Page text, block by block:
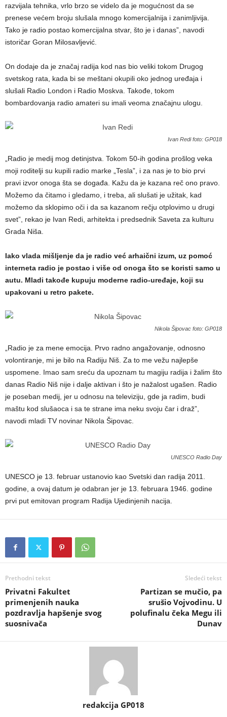
razvijala tehnika, vrlo brzo se videlo da je mogućnost da se
prenese većem broju slušala mnogo komercijalnija i zanimljivija.
Tako je radio postao komercijalna stvar, što je i danas”, navodi
istoričar Goran Milosavljević.
On dodaje da je značaj radija kod nas bio veliki tokom Drugog
svetskog rata, kada bi se meštani okupili oko jednog uređaja i
slušali Radio London i Radio Moskva. Takođe, tokom
bombardovanja radio amateri su imali veoma značajnu ulogu.
Ivan Redi foto: GP018
„Radio je medij mog detinjstva. Tokom 50-ih godina prošlog veka
moji roditelji su kupili radio marke „Tesla”, i za nas je to bio prvi
pravi izvor onoga šta se događa. Kažu da je kazana reč ono pravo.
Možemo da čitamo i gledamo, i treba, ali slušati je užitak, kad
možemo da sklopimo oči i da sa kazanom rečju otplovimo u drugi
svet”, rekao je Ivan Redi, arhitekta i predsednik Saveta za kulturu
Grada Niša.
Iako vlada mišljenje da je radio već arhaični izum, uz pomoć
interneta radio je postao i više od onoga što se koristi samo u
autu. Mladi takođe kupuju moderne radio-uređaje, koji su
upakovani u retro pakete.
Nikola Šipovac foto: GP018
„Radio je za mene emocija. Prvo radno angažovanje, odnosno
volontiranje, mi je bilo na Radiju Niš. Za to me vežu najlepše
uspomene. Imao sam sreću da upoznam tu magiju radija i žalim što
danas Radio Niš nije i dalje aktivan i što je nažalost ugašen. Radio
je poseban medij, jer u odnosu na televiziju, gde ja radim, budi
maštu kod slušaoca i sa te strane ima neku svoju čar i draž”,
navodi mladi TV novinar Nikola Šipovac.
UNESCO Radio Day
UNESCO je 13. februar ustanovio kao Svetski dan radija 2011.
godine, a ovaj datum je odabran jer je 13. februara 1946. godine
prvi put emitovan program Radija Ujedinjenih nacija.
Prethodni tekst
Privatni Fakultet
primenjenih nauka
pozdravlja hapšenje svog
suosnivača
Sledeći tekst
Partizan se mučio, pa
srušio Vojvodinu. U
polufinalu čeka Megu ili
Dunav
redakcija GP018